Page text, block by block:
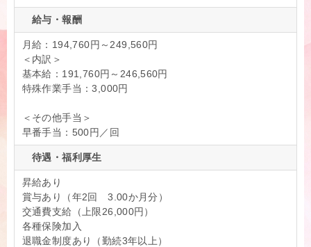
給与・報酬
月給：194,760円～249,560円
＜内訳＞
基本給：191,760円～246,560円
特殊作業手当：3,000円
＜その他手当＞
早番手当：500円／回
待遇・福利厚生
昇給あり
賞与あり（年2回 3.00か月分）
交通費支給（上限26,000円）
各種保険加入
退職金制度あり（勤続3年以上）